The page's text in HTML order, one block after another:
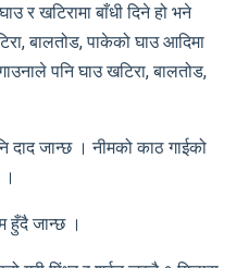
र खटिरामा बाँधी दिने हो भने
बालतोड, पाकेको घाउ आदिमा
पनि घाउ खटिरा, बालतोड,
दाद जान्छ । नीमको काठ गाईको
हुँदै जान्छ ।